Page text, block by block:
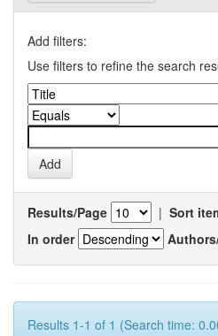
Add filters:
Use filters to refine the search
Results/Page | Sort
In order
Results 1-1 of 1 (Search time: